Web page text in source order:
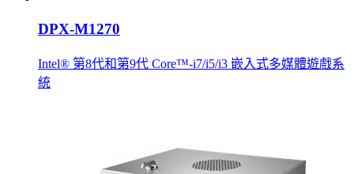
DPX-M1270
Intel® 第8代和第9代 Core™-i7/i5/i3 嵌入式多媒體遊戲系
統